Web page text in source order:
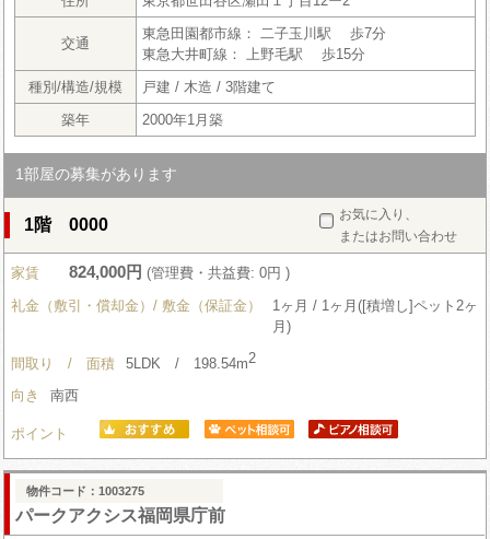
交通
東急田園都市線： 二子玉川駅 歩7分
東急大井町線： 上野毛駅 歩15分
種別/構造/規模
戸建 / 木造 / 3階建て
築年
2000年1月築
1部屋の募集があります
お気に入り、
またはお問い合わせ
1階 0000
家賃 824,000円 (管理費・共益費: 0円 )
礼金（敷引・償却金）/ 敷金（保証金）
1ヶ月 / 1ヶ月([積増し]ペット2ヶ
月)
間取り / 面積 5LDK / 198.54m2
向き 南西
ポイント
物件コード：1003275
パークアクシス福岡県庁前